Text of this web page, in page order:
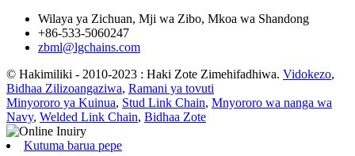
Wilaya ya Zichuan, Mji wa Zibo, Mkoa wa Shandong
+86-533-5060247
zbml@lgchains.com
© Hakimiliki - 2010-2023 : Haki Zote Zimehifadhiwa. Vidokezo,
Bidhaa Zilizoangaziwa, Ramani ya tovuti
Minyororo ya Kuinua, Stud Link Chain, Mnyororo wa nanga wa
Navy, Welded Link Chain, Bidhaa Zote
Kutuma barua pepe